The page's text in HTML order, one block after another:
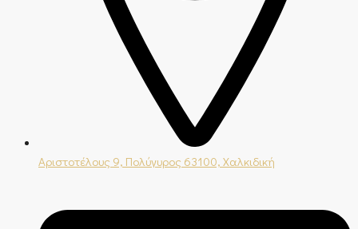
Αριστοτέλους 9, Πολύγυρος 63100, Χαλκιδική